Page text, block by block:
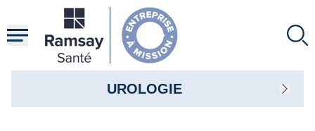
contenu
principal
UROLOGIE